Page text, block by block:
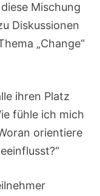
Mischung
Diskussionen
„Change“
ihren Platz
fühle ich mich
orientiere